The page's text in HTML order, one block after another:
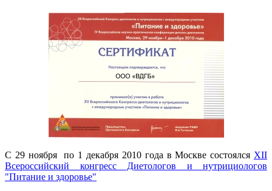
С 29 ноября по 1 декабря 2010 года в Москве состоялся XII
Всероссийский конгресс Диетологов и нутрициологов
"Питание и здоровье"